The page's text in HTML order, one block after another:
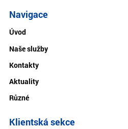
Navigace
Úvod
Naše služby
Kontakty
Aktuality
Různé
Klientská sekce